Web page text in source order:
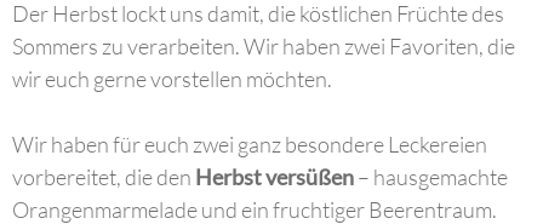
Der Herbst lockt uns damit, die köstlichen Früchte des
Sommers zu verarbeiten. Wir haben zwei Favoriten, die
wir euch gerne vorstellen möchten.
Wir haben für euch zwei ganz besondere Leckereien
vorbereitet, die den Herbst versüßen– hausgemachte
Orangenmarmelade und ein fruchtiger Beerentraum.